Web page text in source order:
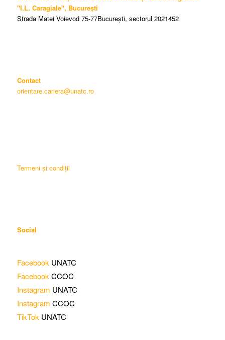
"I.L. Caragiale", București
Strada Matei Voievod 75-77București, sectorul 2021452
Contact
orientare.cariera@unatc.ro
Termeni și condiții
Social
FacebookUNATC
FacebookCCOC
Instagram UNATC
Instagram CCOC
TikTokUNATC